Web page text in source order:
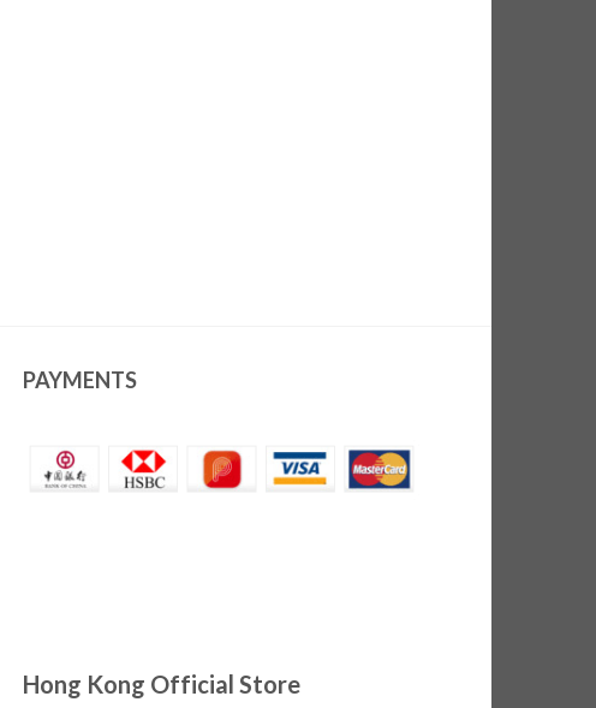
PAYMENTS
Hong Kong Official Store